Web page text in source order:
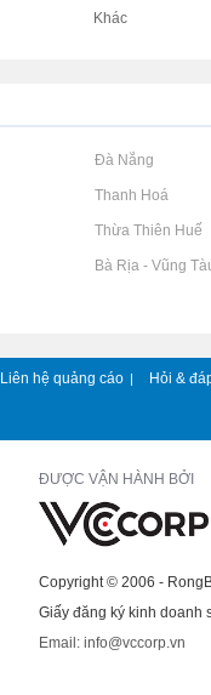
Khác
Rao vặt tại Đà Nẵng
Rao vặt tại Thanh Hoá
Rao vặt tại Thừa Thiên Huế
Rao vặt tại Bà Rịa - Vũng
Liên hệ quảng cáo | Hỏi &
ĐƯỢC VẬN HÀNH BỞI
Copyright © 2006 -
Giấy đăng ký kinh doanh
Email: info@vccorp.vn